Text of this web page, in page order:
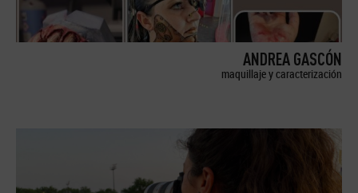
ANDREA GASCÓN
maquillaje y caracterización